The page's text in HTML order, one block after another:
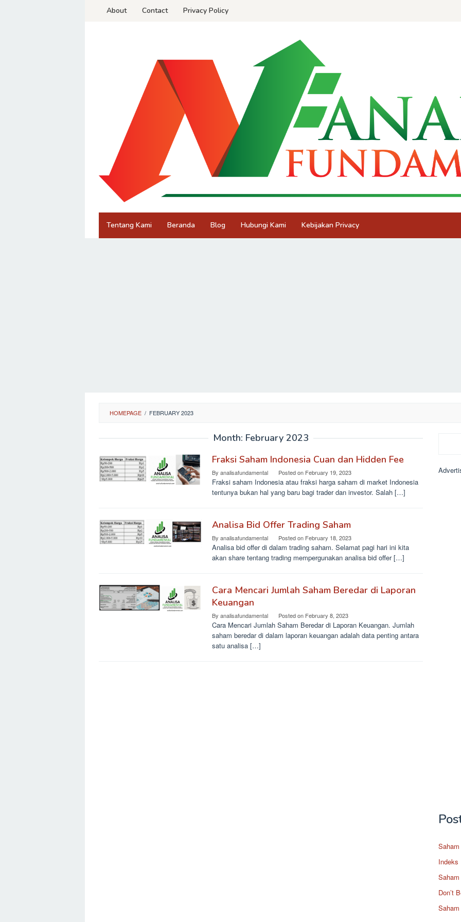
About Contact Privacy Policy
Tentang Kami Beranda Blog Hubungi Kami Kebijakan Privacy
HOMEPAGE / FEBRUARY 2023
Month: February 2023
Fraksi Saham Indonesia Cuan dan Hidden Fee
By analisafundamental Posted on February 19, 2023
Fraksi saham Indonesia atau fraksi harga saham di market Indonesia
tentunya bukan hal yang baru bagi trader dan investor. Salah […]
Analisa Bid Offer Trading Saham
By analisafundamental Posted on February 18, 2023
Analisa bid offer di dalam trading saham. Selamat pagi hari ini kita
akan share tentang trading mempergunakan analisa bid offer […]
Cara Mencari Jumlah Saham Beredar di Laporan
Keuangan
By analisafundamental Posted on February 8, 2023
Cara Mencari Jumlah Saham Beredar di Laporan Keuangan. Jumlah
saham beredar di dalam laporan keuangan adalah data penting antara
satu analisa […]
Indeks
Don’t